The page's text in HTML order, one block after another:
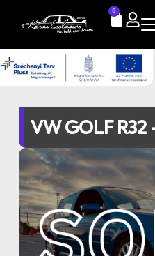
0
VW GOLF R32